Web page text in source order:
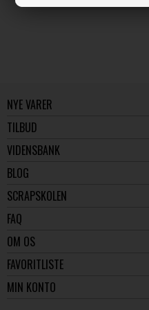
NYE VARER
TILBUD
VIDENSBANK
BLOG
SCRAPSKOLEN
FAQ
OM OS
FAVORITLISTE
MIN KONTO